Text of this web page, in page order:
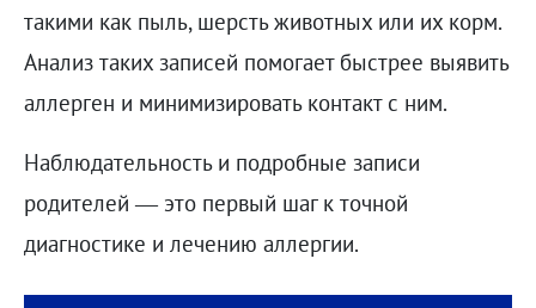
такими как пыль, шерсть животных или их корм.
Анализ таких записей помогает быстрее выявить
аллерген и минимизировать контакт с ним.
Наблюдательность и подробные записи
родителей — это первый шаг к точной
диагностике и лечению аллергии.